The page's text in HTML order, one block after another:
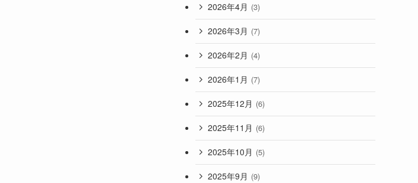
2026年4月 (3)
2026年3月 (7)
2026年2月 (4)
2026年1月 (7)
2025年12月 (6)
2025年11月 (6)
2025年10月 (5)
2025年9月 (9)